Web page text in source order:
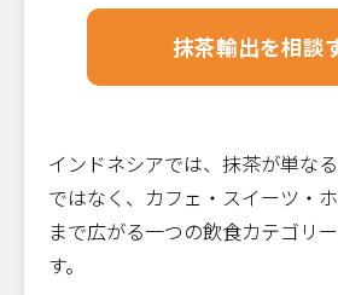
抹茶輸出を相談
インドネシアでは、抹茶が単な
ではなく、カフェ・スイーツ・
まで広がる一つの飲食カテゴリ
す。